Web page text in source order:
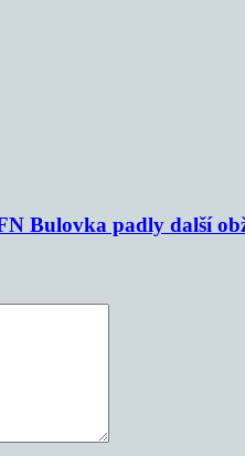
Bulovka padly další